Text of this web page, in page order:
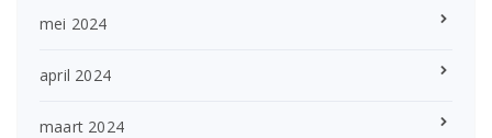
mei 2024
april 2024
maart 2024